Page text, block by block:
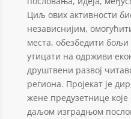
Циљ ових активности
независнијим,
места, обезбедити
утицати на одрживи
друштвени развој
региона. Пројекат је
жене предузетнице
даљом изградњом